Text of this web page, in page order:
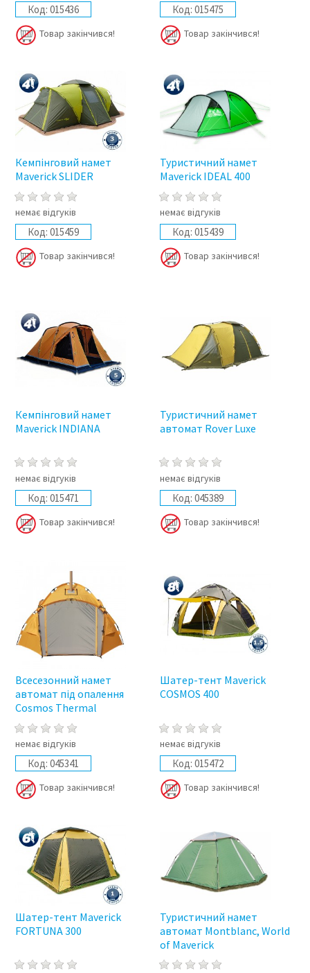
Код: 015436
Товар закінчився!
Код: 015475
Товар закінчився!
Кемпінговий намет
Maverick SLIDER
немає відгуків
Код: 015459
Товар закінчився!
Туристичний намет
Maverick IDEAL 400
немає відгуків
Код: 015439
Товар закінчився!
Кемпінговий намет
Maverick INDIANA
немає відгуків
Код: 015471
Товар закінчився!
Туристичний намет
автомат Rover Luxe
немає відгуків
Код: 045389
Товар закінчився!
Всесезонний намет
автомат під опалення
Cosmos Thermal
немає відгуків
Код: 045341
Товар закінчився!
Шатер-тент Maverick
COSMOS 400
немає відгуків
Код: 015472
Товар закінчився!
Шатер-тент Maverick
FORTUNA 300
Туристичний намет
автомат Montblanc, World
of Maverick